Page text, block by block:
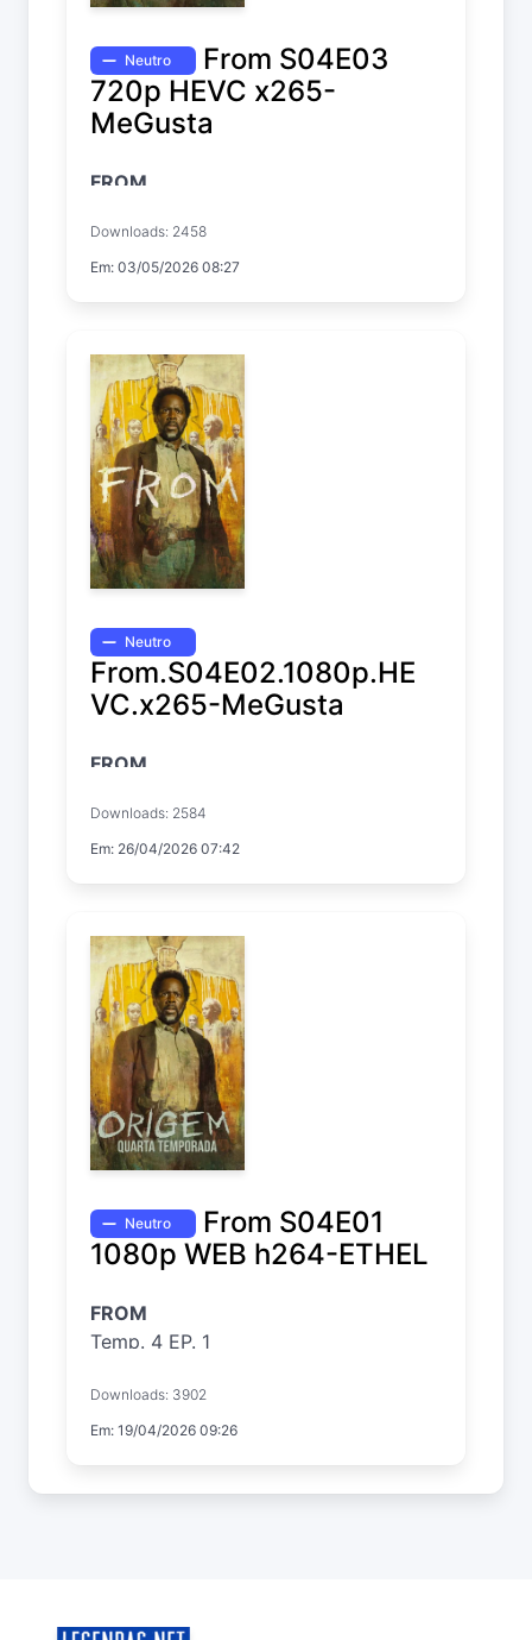
Neutro
From S04E03
720p HEVC x265-
MeGusta
FROM
Downloads: 2458
Em: 03/05/2026 08:27
Neutro
From.S04E02.1080p.HE
VC.x265-MeGusta
FROM
Downloads: 2584
Em: 26/04/2026 07:42
Neutro
From S04E01
1080p WEB h264-ETHEL
FROM
Temp. 4 EP. 1
Downloads: 3902
Em: 19/04/2026 09:26